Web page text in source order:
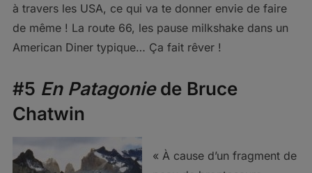
à travers les USA, ce qui va te donner envie de faire
de même ! La route 66, les pause milkshake dans un
American Diner typique… Ça fait rêver !
#5 En Patagoniede Bruce
Chatwin
« À cause d’un fragment de